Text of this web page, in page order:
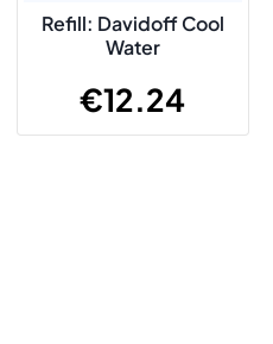
Refill: Davidoff Cool
Water
€12.24